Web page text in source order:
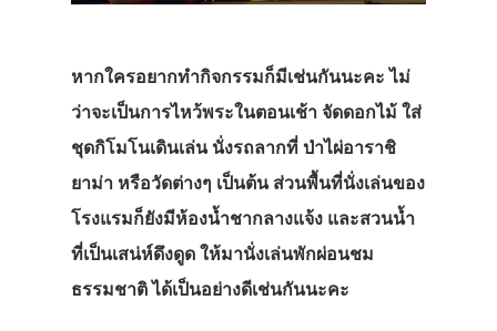
หากใครอยากทำกิจกรรมก็มีเช่นกันนะคะ ไม่
ว่าจะเป็นการไหว้พระในตอนเช้า จัดดอกไม้ ใส่
ชุดกิโมโนเดินเล่น นั่งรถลากที่ ป่าไผ่อาราชิ
ยาม่า หรือวัดต่างๆ เป็นต้น ส่วนพื้นที่นั่งเล่นของ
โรงแรมก็ยังมีห้องน้ำชากลางแจ้ง และสวนน้ำ
ที่เป็นเสน่ห์ดึงดูด ให้มานั่งเล่นพักผ่อนชม
ธรรมชาติ ได้เป็นอย่างดีเช่นกันนะคะ